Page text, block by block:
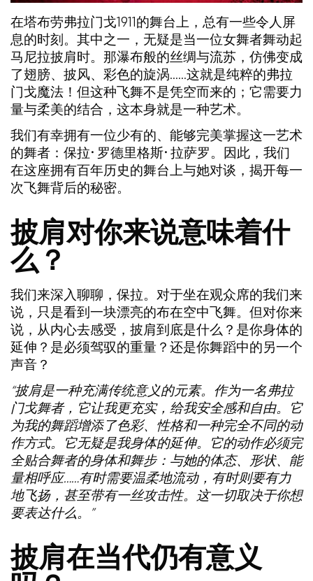
在塔布劳弗拉门戈1911的舞台上，总有一些令人屏
息的时刻。其中之一，无疑是当一位女舞者舞动起
马尼拉披肩时。那瀑布般的丝绸与流苏，仿佛变成
了翅膀、披风、彩色的旋涡……这就是纯粹的弗拉
门戈魔法！但这种飞舞不是凭空而来的；它需要力
量与柔美的结合，这本身就是一种艺术。
我们有幸拥有一位少有的、能够完美掌握这一艺术
的舞者： 保拉·罗德里格斯·拉萨罗。因此，我们
在这座拥有百年历史的舞台上与她对谈，揭开每一
次飞舞背后的秘密。
披肩对你来说意味着什
么？
我们来深入聊聊，保拉。对于坐在观众席的我们来
说，只是看到一块漂亮的布在空中飞舞。但对你来
说，从内心去感受，披肩到底是什么？是你身体的
延伸？是必须驾驭的重量？还是你舞蹈中的另一个
声音？
“披肩是一种充满传统意义的元素。作为一名弗拉
门戈舞者，它让我更充实，给我安全感和自由。它
为我的舞蹈增添了色彩、性格和一种完全不同的动
作方式。它无疑是我身体的延伸。它的动作必须完
全贴合舞者的身体和舞步：与她的体态、形状、能
量相呼应……有时需要温柔地流动，有时则要有力
地飞扬，甚至带有一丝攻击性。这一切取决于你想
要表达什么。”
披肩在当代仍有意义